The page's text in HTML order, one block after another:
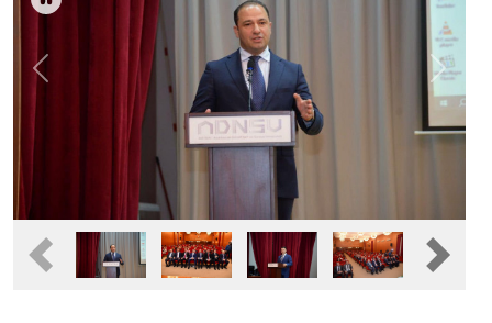
Previous Next
Fullscreen
Previous
Next